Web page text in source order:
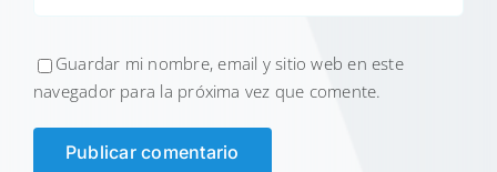
Guardar mi nombre, email y sitio web en este
navegador para la próxima vez que comente.